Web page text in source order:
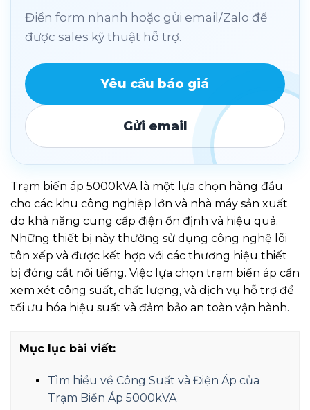
Điền form nhanh hoặc gửi email/Zalo để
được sales kỹ thuật hỗ trợ.
Yêu cầu báo giá
Gửi email
Trạm biến áp 5000kVA là một lựa chọn hàng đầu
cho các khu công nghiệp lớn và nhà máy sản xuất
do khả năng cung cấp điện ổn định và hiệu quả.
Những thiết bị này thường sử dụng công nghệ lõi
tôn xếp và được kết hợp với các thương hiệu thiết
bị đóng cắt nổi tiếng. Việc lựa chọn trạm biến áp cần
xem xét công suất, chất lượng, và dịch vụ hỗ trợ để
tối ưu hóa hiệu suất và đảm bảo an toàn vận hành.
Mục lục bài viết:
Tìm hiểu về Công Suất và Điện Áp của
Trạm Biến Áp 5000kVA